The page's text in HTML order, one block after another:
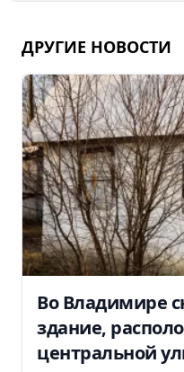
ДРУГИЕ НОВОСТИ
Во Владимире
здание,
центральной